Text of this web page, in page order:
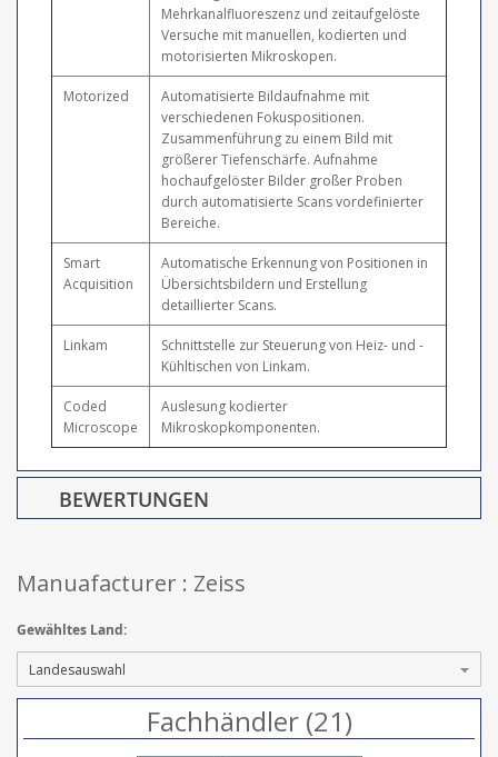
Mehrkanalfluoreszenz und zeitaufgelöste
Versuche mit manuellen, kodierten und
motorisierten Mikroskopen.
Motorized
Automatisierte Bildaufnahme mit
verschiedenen Fokuspositionen.
Zusammenführung zu einem Bild mit
größerer Tiefenschärfe. Aufnahme
hochaufgelöster Bilder großer Proben
durch automatisierte Scans vordefinierter
Bereiche.
Smart
Acquisition
Automatische Erkennung von Positionen in
Übersichtsbildern und Erstellung
detaillierter Scans.
Linkam
Schnittstelle zur Steuerung von Heiz- und -
Kühltischen von Linkam.
Coded
Microscope
Auslesung kodierter
Mikroskopkomponenten.
BEWERTUNGEN
Manuafacturer : Zeiss
Gewähltes Land:
Fachhändler (21)